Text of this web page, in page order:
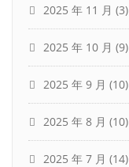
2025 年 11 月 (3)
2025 年 10 月 (9)
2025 年 9 月 (10)
2025 年 8 月 (10)
2025 年 7 月 (14)